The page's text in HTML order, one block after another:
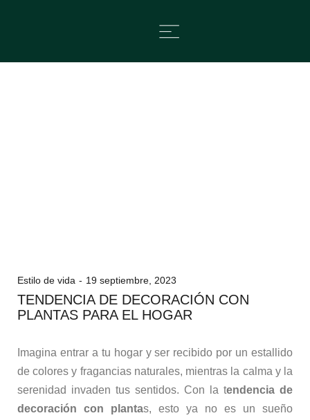
Estilo de vida 19 septiembre, 2023
TENDENCIA DE DECORACIÓN CON
PLANTAS PARA EL HOGAR
Imagina entrar a tu hogar y ser recibido por un estallido
de colores y fragancias naturales, mientras la calma y la
serenidad invaden tus sentidos. Con la tendencia de
decoración con plantas, esto ya no es un sueño